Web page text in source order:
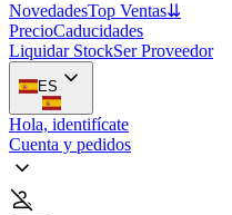
NovedadesTop Ventas⇊
PrecioCaducidades
Liquidar StockSer Proveedor
ES
Hola, identifícate
Cuenta y pedidos